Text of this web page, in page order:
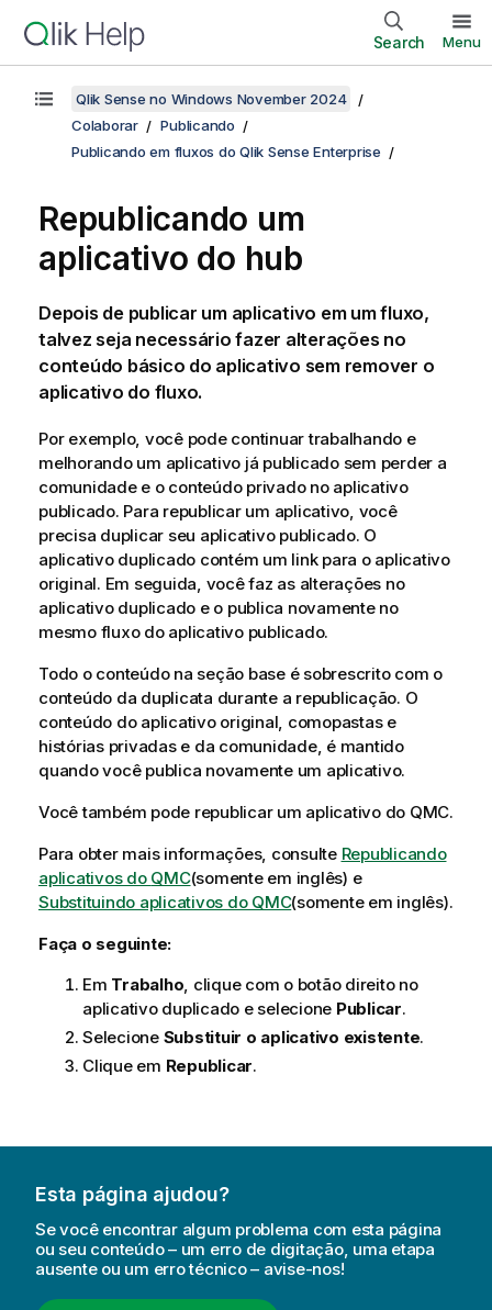
Search Menu
Qlik Sense no Windows November 2024
Colaborar
Publicando
Publicando em fluxos do Qlik Sense Enterprise
Republicando um
aplicativo do hub
Depois de publicar um aplicativo em um fluxo,
talvez seja necessário fazer alterações no
conteúdo básico do aplicativo sem remover o
aplicativo do fluxo.
Por exemplo, você pode continuar trabalhando e
melhorando um aplicativo já publicado sem perder a
comunidade e o conteúdo privado no aplicativo
publicado. Para republicar um aplicativo, você
precisa duplicar seu aplicativo publicado. O
aplicativo duplicado contém um link para o aplicativo
original. Em seguida, você faz as alterações no
aplicativo duplicado e o publica novamente no
mesmo fluxo do aplicativo publicado.
Todo o conteúdo na seção base é sobrescrito com o
conteúdo da duplicata durante a republicação. O
conteúdo do aplicativo original, comopastas e
histórias privadas e da comunidade, é mantido
quando você publica novamente um aplicativo.
Você também pode republicar um aplicativo do QMC.
Para obter mais informações, consulte Republicando
aplicativos do QMC(somente em inglês) e
Substituindo aplicativos do QMC(somente em inglês).
Faça o seguinte:
Em Trabalho, clique com o botão direito no
aplicativo duplicado e selecione Publicar.
Selecione Substituir o aplicativo existente.
Clique em Republicar.
Esta página ajudou?
Se você encontrar algum problema com esta página
ou seu conteúdo – um erro de digitação, uma etapa
ausente ou um erro técnico – avise-nos!